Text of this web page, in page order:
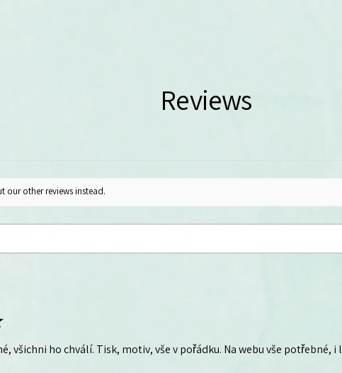
Reviews
our other reviews instead.
všichni ho chválí. Tisk, motiv, vše v pořádku. Na webu vše